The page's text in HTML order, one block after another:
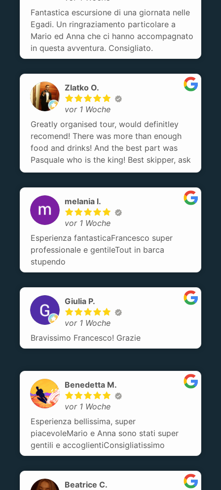
Fantastica escursione di una giornata nelle
Egadi. Un ringraziamento particolare a
Mario ed Anna che ci hanno accompagnato
in questa avventura. Consigliato.
Zlatko O.
vor 1 Woche
Greatly organised tour, would definitley
recomend! There was more than enough
food and drinks! And the best part was
Pasquale who is the king! Best skipper, ask
for him!
melania l.
vor 1 Woche
Esperienza fantasticaFrancesco super
professionale e gentileTout in barca
stupendo
Giulia P.
vor 1 Woche
Bravissimo Francesco! Grazie
Benedetta M.
vor 1 Woche
Esperienza bellissima, super
piacevoleMario e Anna sono stati super
gentili e accoglientiConsigliatissimo
Beatrice C.